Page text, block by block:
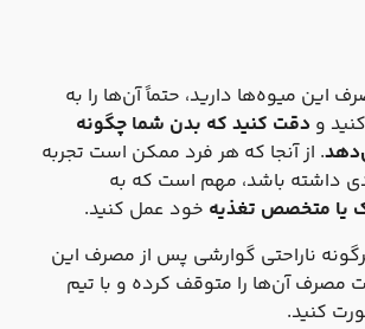
این میوه‌ها دارید، حتماً آن‌ها را به
ودقت کنید که بدن شما چگونه
. از آنجا که هر فرد ممکن است تجربه
داشته باشد، مهم است که به
یا متخصص تغذیهخود عمل کنید.
ناراحتی گوارشی پس از مصرف این
مصرف آن‌ها را متوقف کرده و با تیم
کنید.